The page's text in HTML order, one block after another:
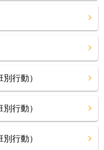
行動）
行動）
行動）